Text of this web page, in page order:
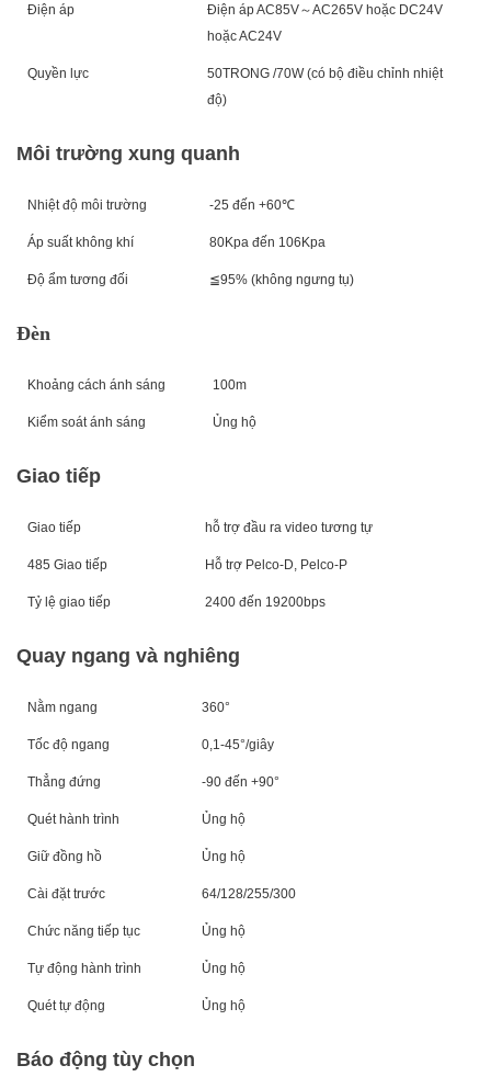
Điện áp Điện áp AC85V～AC265V hoặc DC24V
hoặc AC24V
Quyền lực 50TRONG /70W (có bộ điều chỉnh nhiệt
độ)
Môi trường xung quanh
Nhiệt độ môi trường -25 đến +60℃
Áp suất không khí 80Kpa đến 106Kpa
Độ ẩm tương đối ≦95% (không ngưng tụ)
Đèn
Khoảng cách ánh sáng 100m
Kiểm soát ánh sáng Ủng hộ
Giao tiếp
Giao tiếp hỗ trợ đầu ra video tương tự
485 Giao tiếp Hỗ trợ Pelco-D, Pelco-P
Tỷ lệ giao tiếp 2400 đến 19200bps
Quay ngang và nghiêng
Nằm ngang 360°
Tốc độ ngang 0,1-45°/giây
Thẳng đứng -90 đến +90°
Quét hành trình Ủng hộ
Giữ đồng hồ Ủng hộ
Cài đặt trước 64/128/255/300
Chức năng tiếp tục Ủng hộ
Tự động hành trình Ủng hộ
Quét tự động Ủng hộ
Báo động tùy chọn